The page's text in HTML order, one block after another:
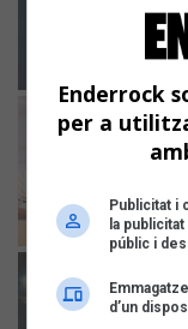
Enderrock
per a
Publicitat i
la
públic i
d’un